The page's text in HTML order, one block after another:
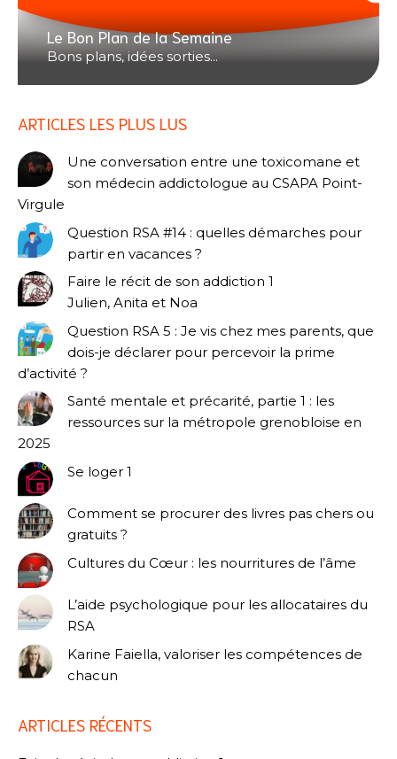
Le Bon Plan de la Semaine
Bons plans, idées sorties...
ARTICLES LES PLUS LUS
Une conversation entre une toxicomane et
son médecin addictologue au CSAPA Point-
Virgule
Question RSA #14 : quelles démarches pour
partir en vacances ?
Faire le récit de son addiction 1
Julien, Anita et Noa
Question RSA 5 : Je vis chez mes parents, que
dois-je déclarer pour percevoir la prime
d’activité ?
Santé mentale et précarité, partie 1 : les
ressources sur la métropole grenobloise en
2025
Se loger 1
Comment se procurer des livres pas chers ou
gratuits ?
Cultures du Cœur : les nourritures de l’âme
L’aide psychologique pour les allocataires du
RSA
Karine Faiella, valoriser les compétences de
chacun
ARTICLES RÉCENTS